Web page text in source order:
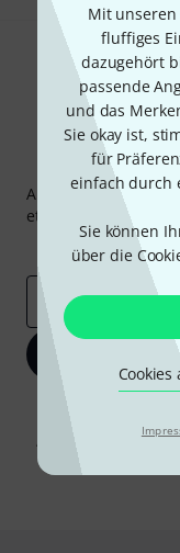
Mit unseren
fluffiges
dazugehört
passende
und das
Sie okay ist,
für
einfach durch
Sie können
über die
Abonniere den
etwas Glück einen
Inspirierende
E-Mail-Adresse*
Mit Klick auf „Jetzt
Werbung und einer
Abmeldung ist